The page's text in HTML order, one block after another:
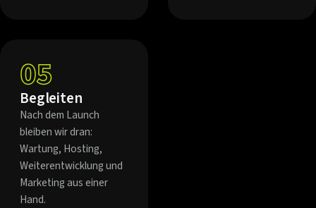
05
Begleiten
Nach dem Launch
bleiben wir dran:
Wartung, Hosting,
Weiterentwicklung und
Marketing aus einer
Hand.